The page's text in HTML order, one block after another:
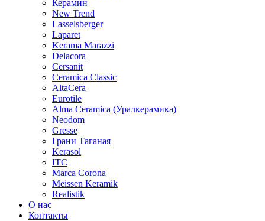
Керамин
New Trend
Lasselsberger
Laparet
Kerama Marazzi
Delacora
Cersanit
Ceramica Classic
AltaCera
Eurotile
Alma Ceramica (Уралкерамика)
Neodom
Gresse
Грани Таганая
Kerasol
ITC
Marca Corona
Meissen Keramik
Realistik
О нас
Контакты